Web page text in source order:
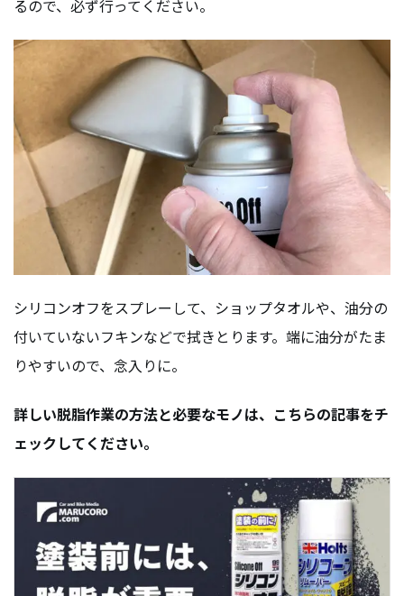
るので、必ず行ってください。
シリコンオフをスプレーして、ショップタオルや、油分の
付いていないフキンなどで拭きとります。端に油分がたま
りやすいので、念入りに。
詳しい脱脂作業の方法と必要なモノは、こちらの記事をチ
ェックしてください。